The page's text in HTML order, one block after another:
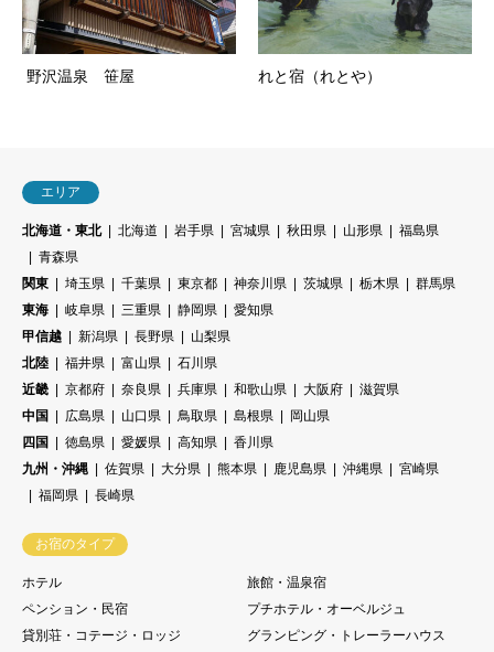
野沢温泉 笹屋 れと宿（れとや）
エリア
北海道・東北 北海道 岩手県 宮城県 秋田県 山形県
福島県
青森県
関東
埼玉県 千葉県 東京都 神奈川県 茨城県 栃木県
群馬県
東海
岐阜県 三重県 静岡県
愛知県
甲信越
新潟県 長野県
山梨県
北陸
福井県 富山県
石川県
近畿
京都府 奈良県 兵庫県 和歌山県 大阪府
滋賀県
中国
広島県 山口県 鳥取県 島根県
岡山県
四国
徳島県 愛媛県 高知県
香川県
九州・沖縄
佐賀県 大分県 熊本県 鹿児島県 沖縄県
宮崎県
福岡県
長崎県
お宿のタイプ
ホテル
旅館・温泉宿
ペンション・民宿
プチホテル・オーベルジュ
貸別荘・コテージ・ロッジ
グランピング・トレーラーハウス